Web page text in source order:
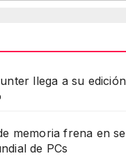
llega a su
memoria frena en
de PCs